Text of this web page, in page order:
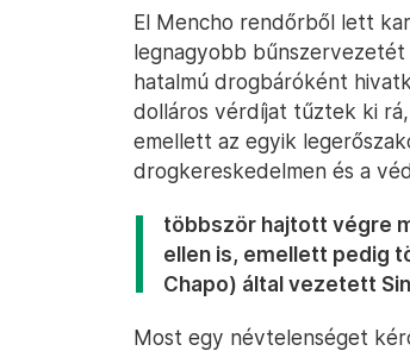
El Mencho rendőrből lett
legnagyobb
hatalmú drogbáróként
dolláros vérdíjat tűztek ki
emellett az egyik
drogkereskedelmen és a
többször hajtott végre
ellen is, emellett pedig
Chapo) által vezetett
Most egy névtelenséget